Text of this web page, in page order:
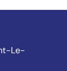
Le-